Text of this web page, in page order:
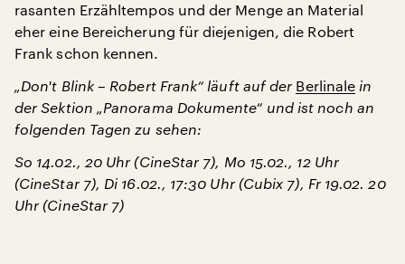
rasanten Erzähltempos und der Menge an Material
eher eine Bereicherung für diejenigen, die Robert
Frank schon kennen.
„Don't Blink – Robert Frank“ läuft auf der Berlinale in
der Sektion „Panorama Dokumente“ und ist noch an
folgenden Tagen zu sehen:
So 14.02., 20 Uhr (CineStar 7), Mo 15.02., 12 Uhr
(CineStar 7), Di 16.02., 17:30 Uhr (Cubix 7), Fr 19.02. 20
Uhr (CineStar 7)